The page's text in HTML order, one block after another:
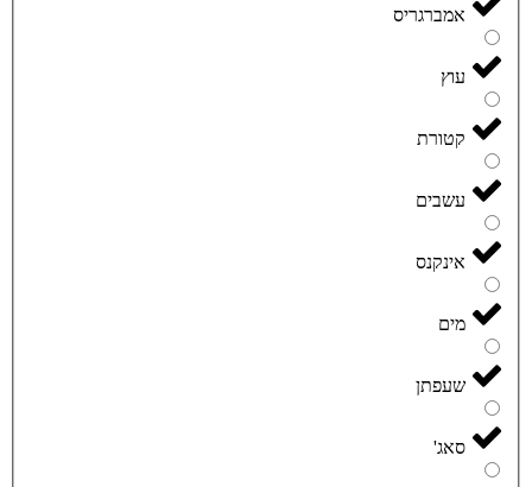
אמברגריס
עוץ
קטורת
עשבים
אינקנס
מים
שעפתן
סאג'